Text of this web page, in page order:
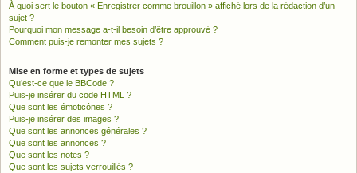
À quoi sert le bouton « Enregistrer comme brouillon » affiché lors de la rédaction d’un
sujet ?
Pourquoi mon message a-t-il besoin d’être approuvé ?
Comment puis-je remonter mes sujets ?
Mise en forme et types de sujets
Qu’est-ce que le BBCode ?
Puis-je insérer du code HTML ?
Que sont les émoticônes ?
Puis-je insérer des images ?
Que sont les annonces générales ?
Que sont les annonces ?
Que sont les notes ?
Que sont les sujets verrouillés ?